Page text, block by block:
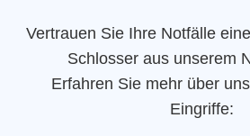
Vertrauen Sie Ihre Notfälle
Schlosser aus unserem
Erfahren Sie mehr über
Eingriffe: